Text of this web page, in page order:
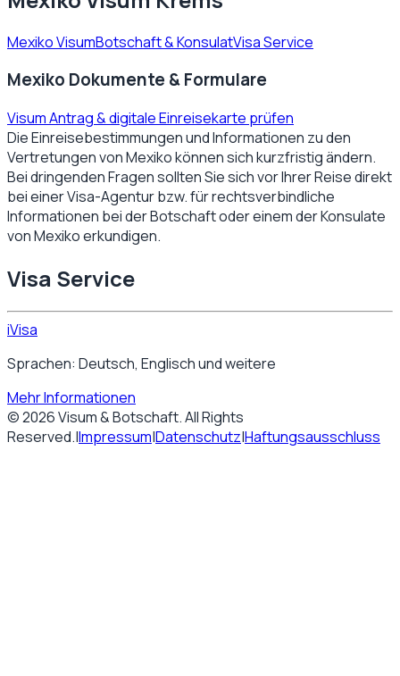
Mexiko VisumBotschaft & KonsulatVisa Service
Mexiko Dokumente & Formulare
Visum Antrag & digitale Einreisekarte prüfen
Die Einreisebestimmungen und Informationen zu den
Vertretungen vonMexikokönnen sich kurzfristig ändern.
Bei dringenden Fragen sollten Sie sich vor Ihrer Reise direkt
bei einer Visa-Agentur bzw. für rechtsverbindliche
Informationen bei der Botschaft oder einem der Konsulate
vonMexikoerkundigen.
Visa Service
iVisa
Sprachen: Deutsch, Englisch und weitere
Mehr Informationen
©2026Visum & Botschaft. All Rights
Reserved.|Impressum|Datenschutz|Haftungsausschluss